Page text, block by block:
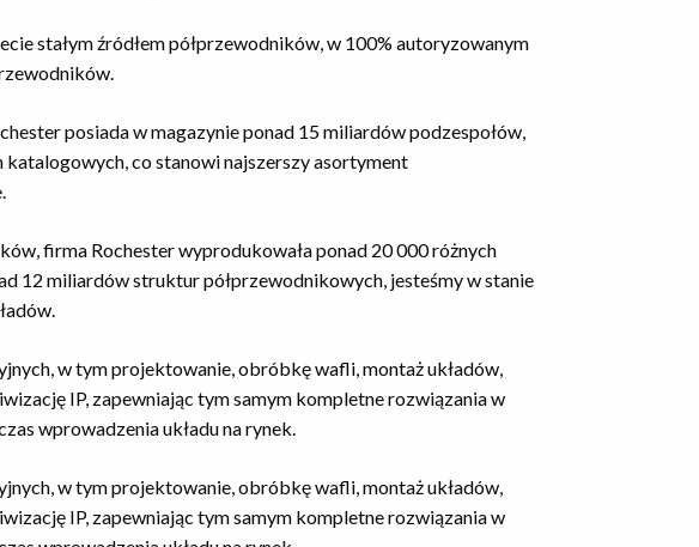
stałym źródłem półprzewodników, w 100% autoryzowanym
posiada w magazynie ponad 15 miliardów podzespołów,
co stanowi najszerszy asortyment
firma Rochester wyprodukowała ponad 20 000 różnych
12 miliardów struktur półprzewodnikowych, jesteśmy w stanie
w tym projektowanie, obróbkę wafli, montaż układów,
IP, zapewniając tym samym kompletne rozwiązania w
wprowadzenia układu na rynek.
w tym projektowanie, obróbkę wafli, montaż układów,
IP, zapewniając tym samym kompletne rozwiązania w